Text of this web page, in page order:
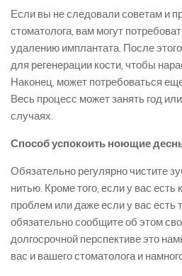
Если вы не следовали советам и
стоматолога, вам могут
удалению имплантата. После
для регенерации кости, чтобы
Наконец, может потребоваться
Весь процесс может занять год
случаях.
Способ успокоить ноющие
Обязательно регулярно чистите
нитью. Кроме того, если у вас есть
проблем или даже если у вас есть
обязательно сообщите об этом
долгосрочной перспективе это
вас и вашего стоматолога и